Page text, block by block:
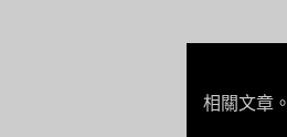
相關文章。